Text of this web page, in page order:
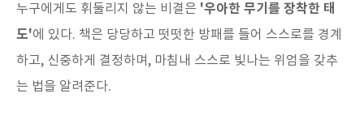
누구에게도 휘둘리지 않는 비결은 '우아한 무기를 장착한 태
도'에 있다. 책은 당당하고 떳떳한 방패를 들어 스스로를 경계
하고, 신중하게 결정하며, 마침내 스스로 빛나는 위엄을 갖추
는 법을 알려준다.